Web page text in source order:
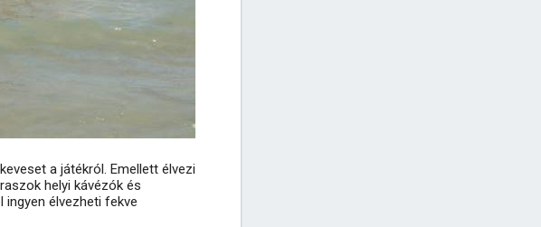
a játékról. Emellett élvezi
helyi kávézók és
élvezheti fekve